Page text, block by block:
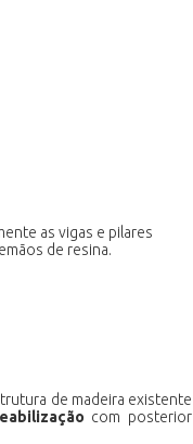
as vigas e pilares
de resina.
de madeira existente
com posterior